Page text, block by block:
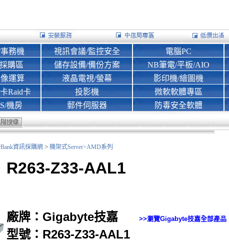
務機
購區
運算
Raid卡
機房
視訊會議/監控安全
儲存設備/備份方案
液晶電視/螢幕
投影機
郵件伺服器
電腦PC
NB筆電/平板/AIO
影印機/繪圖機
微軟軟體專區
防毒安全軟體
資訊採購網 > 機架式Server>AMD系列
R263-Z33-AAL1
廠牌：Gigabyte技嘉 >>瀏覽Gigabyte技嘉全部產品
型號：R263-Z33-AAL1